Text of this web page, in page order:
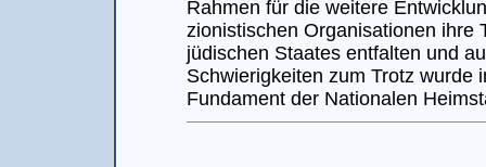
Rahmen für die weitere
zionistischen Organisationen ihre
jüdischen Staates entfalten und
Schwierigkeiten zum Trotz wurde
Fundament der Nationalen